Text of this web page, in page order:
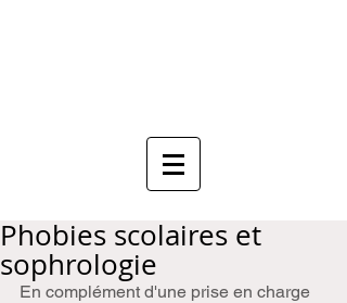
Phobies scolaires et
sophrologie
En complément d'une prise en charge